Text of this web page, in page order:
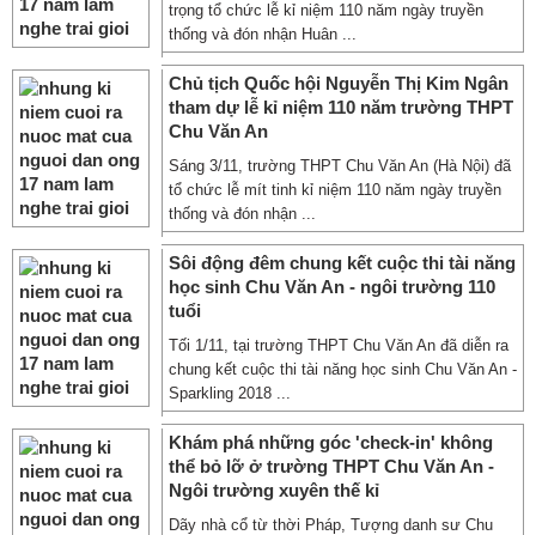
trọng tổ chức lễ kỉ niệm 110 năm ngày truyền
thống và đón nhận Huân ...
Chủ tịch Quốc hội Nguyễn Thị Kim Ngân
tham dự lễ kỉ niệm 110 năm trường THPT
Chu Văn An
Sáng 3/11, trường THPT Chu Văn An (Hà Nội) đã
tổ chức lễ mít tinh kỉ niệm 110 năm ngày truyền
thống và đón nhận ...
Sôi động đêm chung kết cuộc thi tài năng
học sinh Chu Văn An - ngôi trường 110
tuổi
Tối 1/11, tại trường THPT Chu Văn An đã diễn ra
chung kết cuộc thi tài năng học sinh Chu Văn An -
Sparkling 2018 ...
Khám phá những góc 'check-in' không
thể bỏ lỡ ở trường THPT Chu Văn An -
Ngôi trường xuyên thế kỉ
Dãy nhà cổ từ thời Pháp, Tượng danh sư Chu